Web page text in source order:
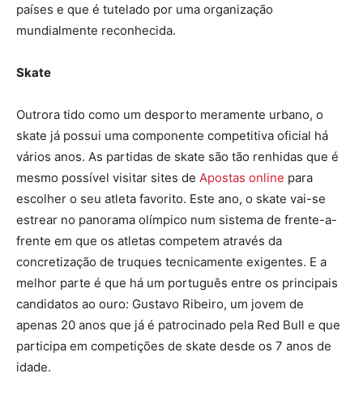
países e que é tutelado por uma organização
mundialmente reconhecida.
Skate
Outrora tido como um desporto meramente urbano, o
skate já possui uma componente competitiva oficial há
vários anos. As partidas de skate são tão renhidas que é
mesmo possível visitar sites de Apostas online para
escolher o seu atleta favorito. Este ano, o skate vai-se
estrear no panorama olímpico num sistema de frente-a-
frente em que os atletas competem através da
concretização de truques tecnicamente exigentes. E a
melhor parte é que há um português entre os principais
candidatos ao ouro: Gustavo Ribeiro, um jovem de
apenas 20 anos que já é patrocinado pela Red Bull e que
participa em competições de skate desde os 7 anos de
idade.